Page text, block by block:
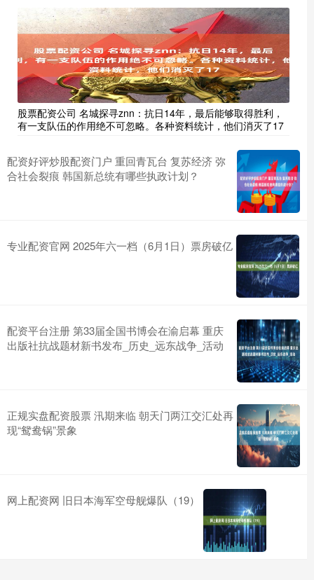
股票配资公司 名城探寻znn：抗日14年，最后能够取得胜利，
有一支队伍的作用绝不可忽略。各种资料统计，他们消灭了17
配资好评炒股配资门户 重回青瓦台 复苏经济 弥
合社会裂痕 韩国新总统有哪些执政计划？
专业配资官网 2025年六一档（6月1日）票房破亿
配资平台注册 第33届全国书博会在渝启幕 重庆
出版社抗战题材新书发布_历史_远东战争_活动
正规实盘配资股票 汛期来临 朝天门两江交汇处再
现“鸳鸯锅”景象
网上配资网 旧日本海军空母舰爆队（19）